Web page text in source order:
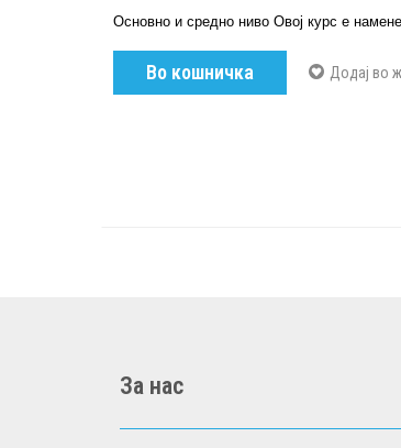
Основно и средно ниво Овој курс е
Во кошничка Додај во
За нас